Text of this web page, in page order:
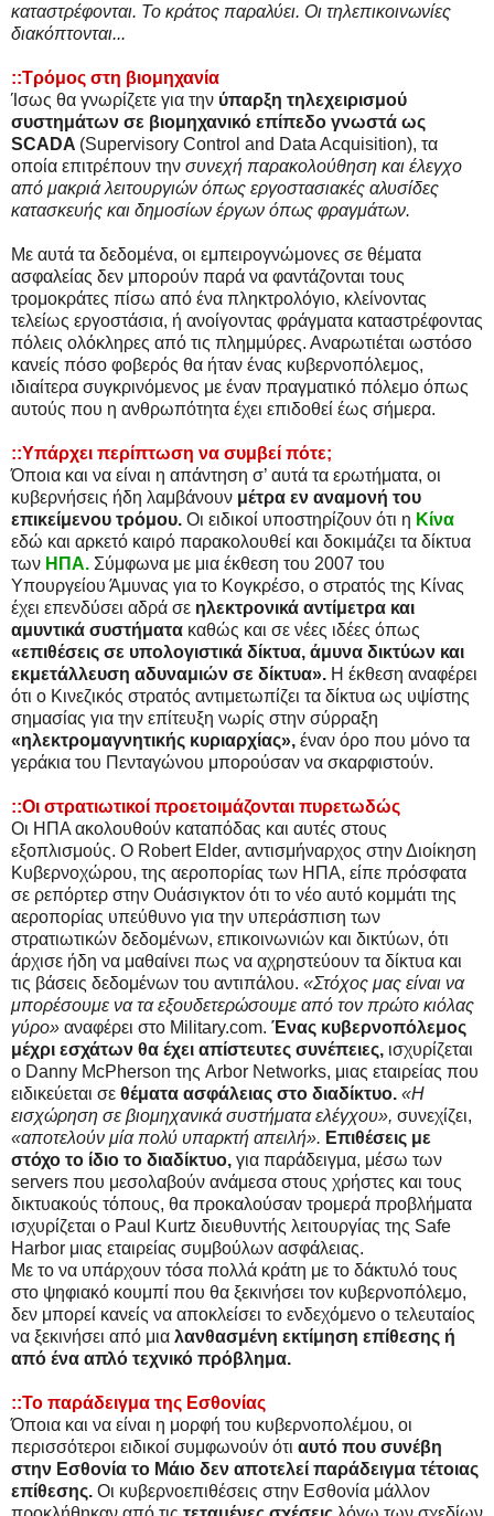
καταστρέφονται. Το κράτος παραλύει. Οι τηλεπικοινωνίες
διακόπτονται...
::Τρόμος στη βιομηχανία
Ίσως θα γνωρίζετε για την ύπαρξη τηλεχειρισμού
συστημάτων σε βιομηχανικό επίπεδο γνωστά ως
SCADA (Supervisory Control and Data Acquisition), τα
οποία επιτρέπουν την συνεχή παρακολούθηση και έλεγχο
από μακριά λειτουργιών όπως εργοστασιακές αλυσίδες
κατασκευής και δημοσίων έργων όπως φραγμάτων.
Με αυτά τα δεδομένα, οι εμπειρογνώμονες σε θέματα
ασφαλείας δεν μπορούν παρά να φαντάζονται τους
τρομοκράτες πίσω από ένα πληκτρολόγιο, κλείνοντας
τελείως εργοστάσια, ή ανοίγοντας φράγματα καταστρέφοντας
πόλεις ολόκληρες από τις πλημμύρες. Αναρωτιέται ωστόσο
κανείς πόσο φοβερός θα ήταν ένας κυβερνοπόλεμος,
ιδιαίτερα συγκρινόμενος με έναν πραγματικό πόλεμο όπως
αυτούς που η ανθρωπότητα έχει επιδοθεί έως σήμερα.
::Υπάρχει περίπτωση να συμβεί πότε;
Όποια και να είναι η απάντηση σ’ αυτά τα ερωτήματα, οι
κυβερνήσεις ήδη λαμβάνουν μέτρα εν αναμονή του
επικείμενου τρόμου. Οι ειδικοί υποστηρίζουν ότι η Κίνα
εδώ και αρκετό καιρό παρακολουθεί και δοκιμάζει τα δίκτυα
των ΗΠΑ. Σύμφωνα με μια έκθεση του 2007 του
Υπουργείου Άμυνας για το Κογκρέσο, ο στρατός της Κίνας
έχει επενδύσει αδρά σε ηλεκτρονικά αντίμετρα και
αμυντικά συστήματα καθώς και σε νέες ιδέες όπως
«επιθέσεις σε υπολογιστικά δίκτυα, άμυνα δικτύων και
εκμετάλλευση αδυναμιών σε δίκτυα». Η έκθεση αναφέρει
ότι ο Κινεζικός στρατός αντιμετωπίζει τα δίκτυα ως υψίστης
σημασίας για την επίτευξη νωρίς στην σύρραξη
«ηλεκτρομαγνητικής κυριαρχίας», έναν όρο που μόνο τα
γεράκια του Πενταγώνου μπορούσαν να σκαρφιστούν.
::Οι στρατιωτικοί προετοιμάζονται πυρετωδώς
Οι ΗΠΑ ακολουθούν καταπόδας και αυτές στους
εξοπλισμούς. Ο Robert Elder, αντισμήναρχος στην Διοίκηση
Κυβερνοχώρου, της αεροπορίας των ΗΠΑ, είπε πρόσφατα
σε ρεπόρτερ στην Ουάσιγκτον ότι το νέο αυτό κομμάτι της
αεροπορίας υπεύθυνο για την υπεράσπιση των
στρατιωτικών δεδομένων, επικοινωνιών και δικτύων, ότι
άρχισε ήδη να μαθαίνει πως να αχρηστεύουν τα δίκτυα και
τις βάσεις δεδομένων του αντιπάλου. «Στόχος μας είναι να
μπορέσουμε να τα εξουδετερώσουμε από τον πρώτο κιόλας
γύρο» αναφέρει στο Military.com. Ένας κυβερνοπόλεμος
μέχρι εσχάτων θα έχει απίστευτες συνέπειες, ισχυρίζεται
ο Danny McPherson της Arbor Networks, μιας εταιρείας που
ειδικεύεται σε θέματα ασφάλειας στο διαδίκτυο. «Η
εισχώρηση σε βιομηχανικά συστήματα ελέγχου», συνεχίζει,
«αποτελούν μία πολύ υπαρκτή απειλή». Επιθέσεις με
στόχο το ίδιο το διαδίκτυο, για παράδειγμα, μέσω των
servers που μεσολαβούν ανάμεσα στους χρήστες και τους
δικτυακούς τόπους, θα προκαλούσαν τρομερά προβλήματα
ισχυρίζεται ο Paul Kurtz διευθυντής λειτουργίας της Safe
Harbor μιας εταιρείας συμβούλων ασφάλειας.
Με το να υπάρχουν τόσα πολλά κράτη με το δάκτυλό τους
στο ψηφιακό κουμπί που θα ξεκινήσει τον κυβερνοπόλεμο,
δεν μπορεί κανείς να αποκλείσει το ενδεχόμενο ο τελευταίος
να ξεκινήσει από μια λανθασμένη εκτίμηση επίθεσης ή
από ένα απλό τεχνικό πρόβλημα.
::Το παράδειγμα της Εσθονίας
Όποια και να είναι η μορφή του κυβερνοπολέμου, οι
περισσότεροι ειδικοί συμφωνούν ότι αυτό που συνέβη
στην Εσθονία το Μάιο δεν αποτελεί παράδειγμα τέτοιας
επίθεσης. Οι κυβερνοεπιθέσεις στην Εσθονία μάλλον